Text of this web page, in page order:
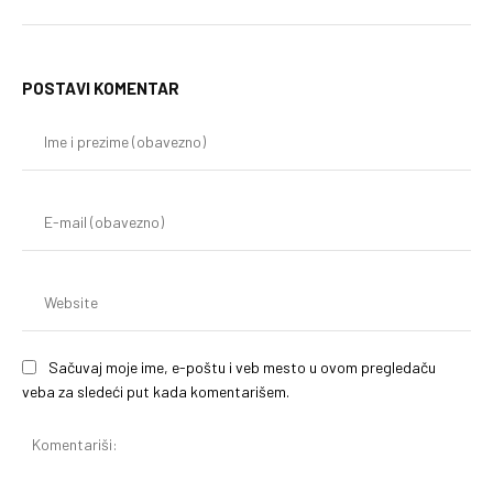
POSTAVI KOMENTAR
Sačuvaj moje ime, e-poštu i veb mesto u ovom pregledaču
veba za sledeći put kada komentarišem.